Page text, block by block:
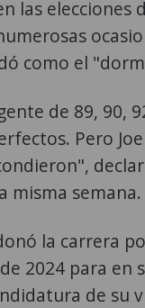
las elecciones
como el
de 89, 90,
Pero
misma semana.
la carrera
2024 para en
de su